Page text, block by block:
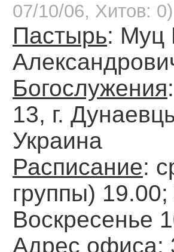
07/10/06, Хитов: 0)
Пастырь: Муц
Богослужения
13, г.
Украина
Расписание:
группы)
Воскресенье
Адрес офиса: